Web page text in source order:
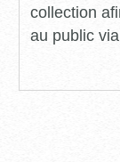
collection
au public